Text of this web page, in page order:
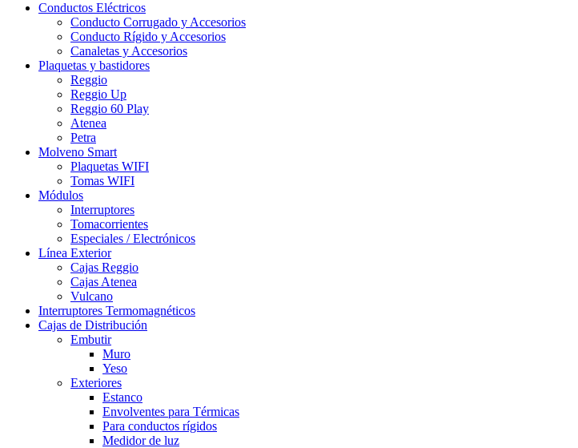
Conductos Eléctricos
Conducto Corrugado y Accesorios
Conducto Rígido y Accesorios
Canaletas y Accesorios
Plaquetas y bastidores
Reggio
Reggio Up
Reggio 60 Play
Atenea
Petra
Molveno Smart
Plaquetas WIFI
Tomas WIFI
Módulos
Interruptores
Tomacorrientes
Especiales / Electrónicos
Línea Exterior
Cajas Reggio
Cajas Atenea
Vulcano
Interruptores Termomagnéticos
Cajas de Distribución
Embutir
Muro
Yeso
Exteriores
Estanco
Envolventes para Térmicas
Para conductos rígidos
Medidor de luz